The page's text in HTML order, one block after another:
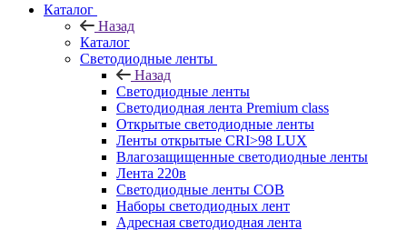
Каталог
Назад
Каталог
Светодиодные ленты
Назад
Светодиодные ленты
Светодиодная лента Premium class
Открытые светодиодные ленты
Ленты открытые CRI>98 LUX
Влагозащищенные светодиодные ленты
Лента 220в
Светодиодные ленты COB
Наборы светодиодных лент
Адресная светодиодная лента